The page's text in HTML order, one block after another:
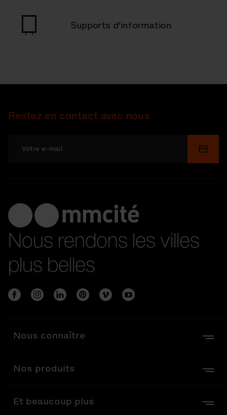
Supports d’information
Restez en contact avec nous
Nous rendons les villes
plus belles
Nous connaître
Nos produits
Et beaucoup plus